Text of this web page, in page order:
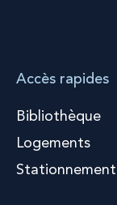
Accès rapides
Bibliothèque
Logements
Stationnement